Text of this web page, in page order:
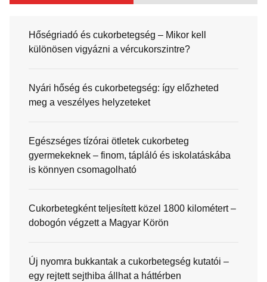
Hőségriadó és cukorbetegség – Mikor kell
különösen vigyázni a vércukorszintre?
Nyári hőség és cukorbetegség: így előzheted
meg a veszélyes helyzeteket
Egészséges tízórai ötletek cukorbeteg
gyermekeknek – finom, tápláló és iskolatáskába
is könnyen csomagolható
Cukorbetegként teljesített közel 1800 kilométert –
dobogón végzett a Magyar Körön
Új nyomra bukkantak a cukorbetegség kutatói –
egy rejtett sejthiba állhat a háttérben